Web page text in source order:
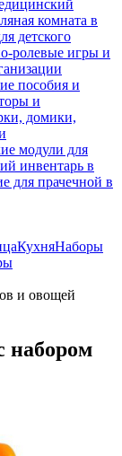
комната в
детского
ролевые игры и
пособия и
и
домики,
модули для
инвентарь в
для прачечной в
КухняНаборы
и овощей
набором